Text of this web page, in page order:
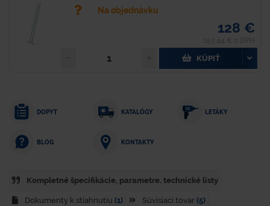
Na objednávku
128 €
KÚPIŤ
DOPYT KATALÓGY LETÁKY
BLOG KONTAKTY
Kompletné špecifikácie, parametre. technické listy
Dokumenty k stiahnutiu (1) Súvisiaci tovar (5)